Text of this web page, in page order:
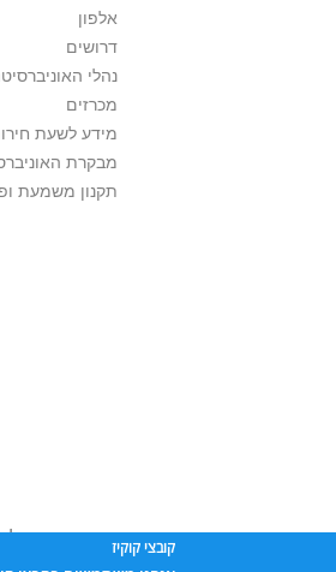
אלפון
דרושים
נהלי
מכרזים
מידע לשעת
מבקרת
תקנון משמעת
אוניברסיטת תל
שנעשה בתכניםקובצי קוקיז